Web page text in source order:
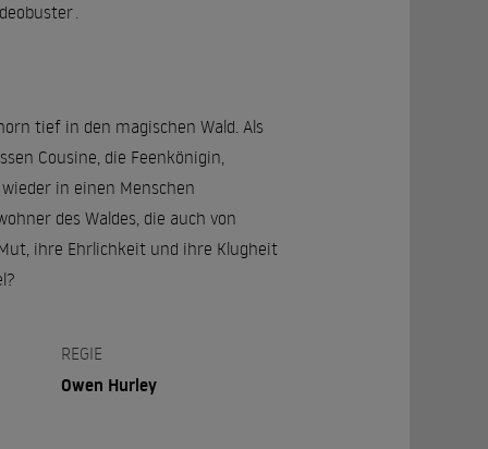
.
tief in den magischen Wald. Als
Cousine, die Feenkönigin,
in einen Menschen
des Waldes, die auch von
ihre Ehrlichkeit und ihre Klugheit
REGIE
Owen Hurley